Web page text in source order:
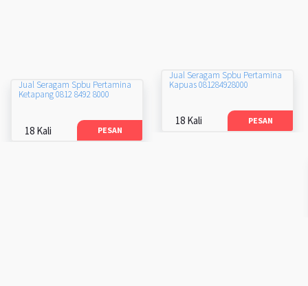
Jual Seragam Spbu Pertamina
Kapuas 081284928000
18 Kali PESAN
Jual Seragam Spbu Pertamina
Ketapang 0812 8492 8000
18 Kali PESAN